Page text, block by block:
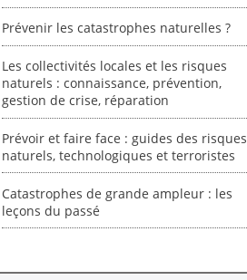
Prévenir les catastrophes naturelles ?
Les collectivités locales et les risques
naturels : connaissance, prévention,
gestion de crise, réparation
Prévoir et faire face : guides des risques
naturels, technologiques et terroristes
Catastrophes de grande ampleur : les
leçons du passé